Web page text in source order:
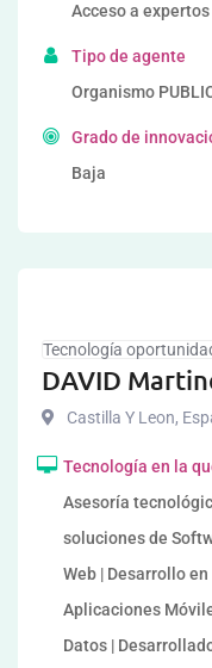
Acceso a
Tipo de agente
Organismo
Grado de
Baja
Tecnología
DAVID
Castilla Y Leon,
Tecnología en la
Asesoría
soluciones de
Web | Desarrollo
Aplicaciones
Datos |